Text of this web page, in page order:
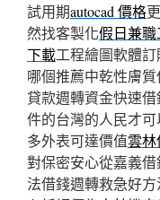
試用期autocad 價格
然找客製化假日兼職
下載工程繪圖軟體
哪個推薦中乾性膚
貸款週轉資金快速
件的台灣的人民才可
多外表可達價值雲林
對保密安心從嘉義
法借錢週轉救急好